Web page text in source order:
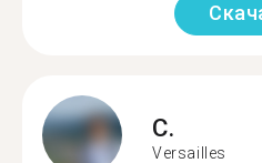
C.
Versailles